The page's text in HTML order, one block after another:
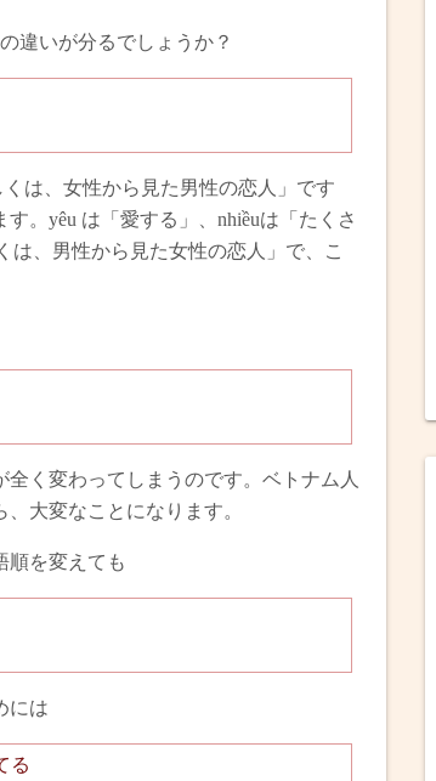
違いが分るでしょうか？
は、女性から見た男性の恋人」です
。yêu は「愛する」、nhiềuは「たくさ
は、男性から見た女性の恋人」で、こ
く変わってしまうのです。ベトナム人
大変なことになります。
順を変えても
には
る